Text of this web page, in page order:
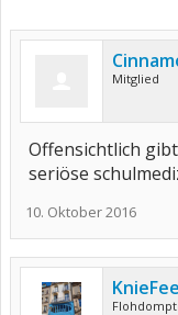
Mitglied
Offensichtlich
seriöse
10. Oktober 2016
KnieFee